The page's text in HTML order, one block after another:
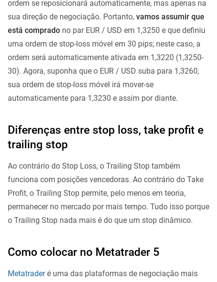
ordem se reposicionará automaticamente, mas apenas na
sua direção de negociação. Portanto, vamos assumir que
está comprado no par EUR / USD em 1,3250 e que definiu
uma ordem de stop-loss móvel em 30 pips; neste caso, a
ordem será automaticamente ativada em 1,3220 (1,3250-
30). Agora, suponha que o EUR / USD suba para 1,3260,
sua ordem de stop-loss móvel irá mover-se
automaticamente para 1,3230 e assim por diante.
Diferenças entre stop loss, take profit e
trailing stop
Ao contrário do Stop Loss, o Trailing Stop também
funciona com posições vencedoras. Ao contrário do Take
Profit, o Trailing Stop permite, pelo menos em teoria,
permanecer no mercado por mais tempo. Tudo isso porque
o Trailing Stop nada mais é do que um stop dinâmico.
Como colocar no Metatrader 5
Metatraderé uma das plataformas de negociação mais